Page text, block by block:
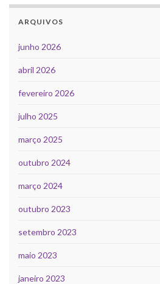
ARQUIVOS
junho 2026
abril 2026
fevereiro 2026
julho 2025
março 2025
outubro 2024
março 2024
outubro 2023
setembro 2023
maio 2023
janeiro 2023